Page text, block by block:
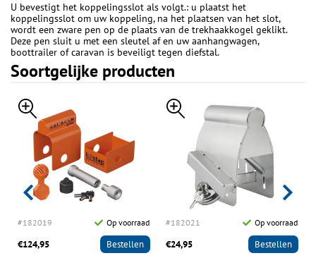
U bevestigt het koppelingsslot als volgt.: u plaatst het
koppelingsslot om uw koppeling, na het plaatsen van het slot,
wordt een zware pen op de plaats van de trekhaakkogel geklikt.
Deze pen sluit u met een sleutel af en uw aanhangwagen,
boottrailer of caravan is beveiligt tegen diefstal.
Soortgelijke producten
#182019 Op voorraad
€124,95 Bestellen
#182021 Op voorraad
€24,95 Bestellen